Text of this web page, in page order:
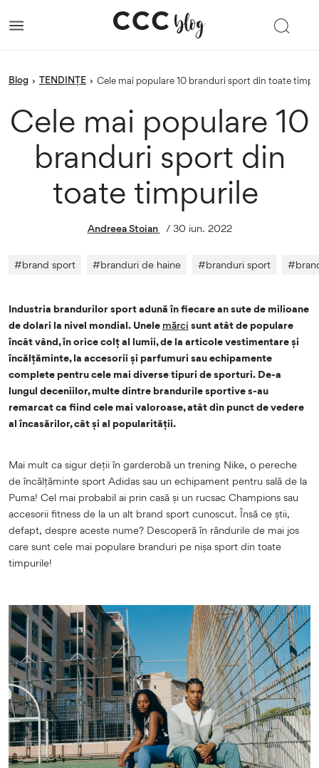
blog › TENDINȚE › Cele mai populare 10 branduri sport din toate
Cele mai populare 10
branduri sport din
toate timpurile
Andreea Stoian / 30 iun. 2022
#brand sport #branduri de haine #branduri sport #
Industria brandurilor sport adună în fiecare an sute de milioane
de dolari la nivel mondial. Unele mărci sunt atât de populare
încât vând, în orice colț al lumii, de la articole vestimentare și
încălțăminte, la accesorii și parfumuri sau echipamente
complete pentru cele mai diverse tipuri de sporturi. De-a
lungul deceniilor, multe dintre brandurile sportive s-au
remarcat ca fiind cele mai valoroase, atât din punct de vedere
al încasărilor, cât și al popularității.
Mai mult ca sigur deții în garderobă un trening Nike, o pereche
de încălțăminte sport Adidas sau un echipament pentru sală de la
Puma! Cel mai probabil ai prin casă și un rucsac Champions sau
accesorii fitness de la un alt brand sport cunoscut. Însă ce știi,
defapt, despre aceste nume? Descoperă în rândurile de mai jos
care sunt cele mai populare branduri pe nișa sport din toate
timpurile!